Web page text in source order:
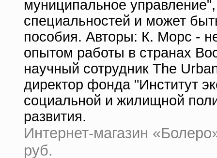
муниципальное
специальностей и может
пособия. Авторы: К. Морс -
опытом работы в странах
научный сотрудник The
директор фонда "Институт
социальной и жилищной
развития.
Интернет-магазин
руб.